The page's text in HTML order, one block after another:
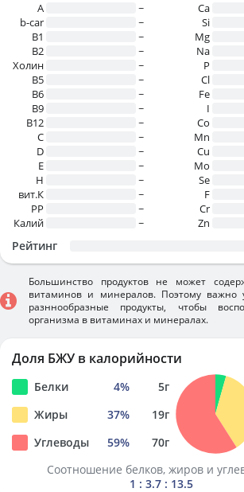
A
~
b-car
~
В1
~
B2
~
Холин
~
B5
~
B6
~
B9
~
B12
~
C
~
D
~
E
~
H
~
вит.К
~
PP
~
Калий
~
Ca
Si
Mg
Na
P
Cl
Fe
I
Co
Mn
Cu
Mo
Se
F
Cr
Zn
Рейтинг
Большинство продуктов не может
витаминов и минералов. Поэтому важно
разннообразные продукты, чтобы
организма в витаминах и минералах.
Доля БЖУ в калорийности
Белки 4% 5г
Жиры
37% 19г
Углеводы
59% 70г
Соотношение белков, жиров и
1 : 3.7 : 13.5